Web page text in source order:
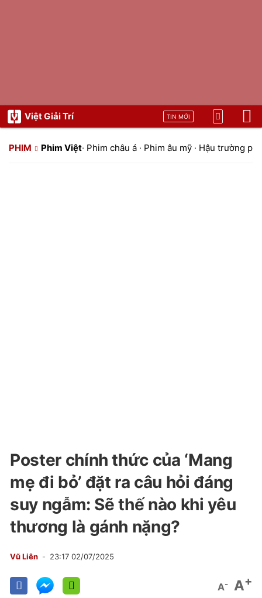
Việt Giải Trí TIN MỚI
PHIM Phim Việt· Phim châu á · Phim âu mỹ · Hậu trường
Poster chính thức của ‘Mang
mẹ đi bỏ’ đặt ra câu hỏi đáng
suy ngẫm: Sẽ thế nào khi yêu
thương là gánh nặng?
Vũ Liên 23:17 02/07/2025
A- A+